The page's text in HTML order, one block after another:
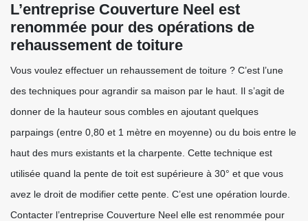
L’entreprise Couverture Neel est
renommée pour des opérations de
rehaussement de toiture
Vous voulez effectuer un rehaussement de toiture ? C’est l’une
des techniques pour agrandir sa maison par le haut. Il s’agit de
donner de la hauteur sous combles en ajoutant quelques
parpaings (entre 0,80 et 1 mètre en moyenne) ou du bois entre le
haut des murs existants et la charpente. Cette technique est
utilisée quand la pente de toit est supérieure à 30° et que vous
avez le droit de modifier cette pente. C’est une opération lourde.
Contacter l’entreprise Couverture Neel elle est renommée pour